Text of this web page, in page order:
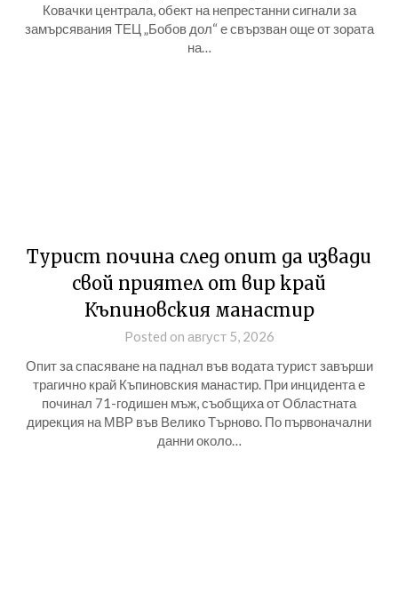
Ковачки централа, обект на непрестанни сигнали за
замърсявания ТЕЦ „Бобов дол“ е свързван още от зората
на…
Турист почина след опит да извади
свой приятел от вир край
Къпиновския манастир
Posted on август 5, 2026
Опит за спасяване на паднал във водата турист завърши
трагично край Къпиновския манастир. При инцидента е
починал 71-годишен мъж, съобщиха от Областната
дирекция на МВР във Велико Търново. По първоначални
данни около…